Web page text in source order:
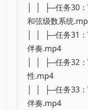
│ │ ├─任务30
和弦级数系统
│ │ ├─任务31
伴奏.mp4
│ │ ├─任务32
性.mp4
│ │ ├─任务33
伴奏.mp4